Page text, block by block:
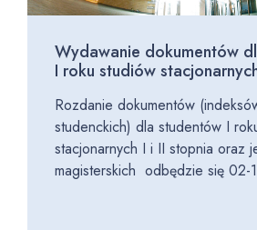
Wydawanie dokumentów
I roku studiów
Rozdanie dokumentów
studenckich) dla studentów I
stacjonarnych I i II stopnia oraz
magisterskich odbędzie się 02-